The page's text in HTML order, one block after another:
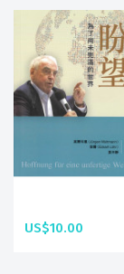
US$10.00